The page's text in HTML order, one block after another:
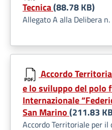
Tecnica(88.78 KB)
Allegato A alla Delibera
Accordo
e lo sviluppo del polo
Internazionale
San Marino(211.83
Accordo Territoriale per